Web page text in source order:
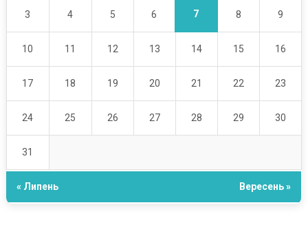
3 4 5 6 7 8 9
10 11 12 13 14 15 16
17 18 19 20 21 22 23
24 25 26 27 28 29 30
31
« Липень Вересень »